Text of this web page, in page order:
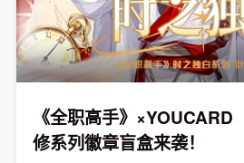
《全职高手》×YOUCARD
修系列徽章盲盒来袭！